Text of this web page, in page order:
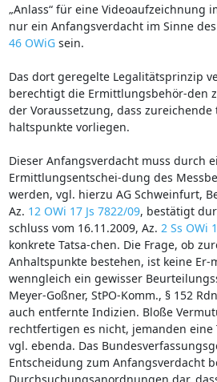
„Anlass“ für eine Videoaufzeichnung
nur ein Anfangsverdacht im Sinne des
46 OWiGsein.
Das dort geregelte Legalitätsprinzip
berechtigt die Ermittlungsbehör-den
der Voraussetzung, dass zureichende
haltspunkte vorliegen.
Dieser Anfangsverdacht muss durch
Ermittlungsentschei-dung des
werden, vgl. hierzu AG Schweinfurt,
Az. 12 OWi 17 Js 7822/09, bestätigt
schluss vom 16.11.2009, Az. 2 Ss OWi
konkrete Tatsa-chen. Die Frage, ob
Anhaltspunkte bestehen, ist keine Er-
wenngleich ein gewisser
Meyer-Goßner, StPO-Komm., § 152
auch entfernte Indizien. Bloße
rechtfertigen es nicht, jemanden eine
vgl. ebenda. Das
Entscheidung zum Anfangsverdacht
Durchsuchungsanordnungen dar,